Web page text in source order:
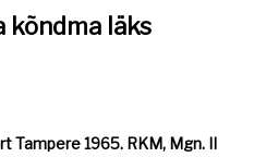
kõndma läks
Tampere 1965. RKM, Mgn. II